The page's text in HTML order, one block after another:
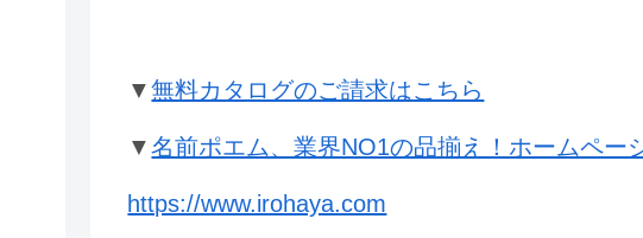
▼無料カタログのご請求はこちら
▼名前ポエム、業界NO1の品揃え！ホームペー
https://www.irohaya.com